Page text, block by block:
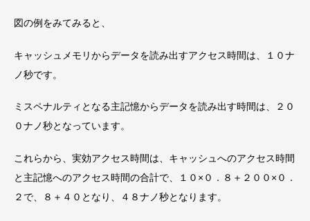
図の例をみてみると、
キャッシュメモリからデータを読み出すアクセス時間は、１０ナ
ノ秒です。
ミスペナルティとなる主記憶からデータを読み出す時間は、２０
０ナノ秒となっています。
これらから、実効アクセス時間は、キャッシュへのアクセス時間
と主記憶へのアクセス時間の合計で、１０×０．８＋２００×０．
２で、８＋４０となり、４８ナノ秒となります。